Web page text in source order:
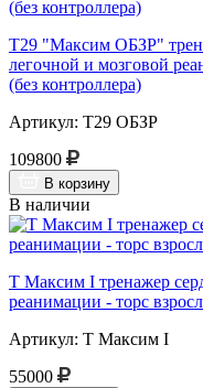
Т29 "Максим ОБЗР"
легочной и мозговой
(без контроллера)
Артикул: Т29 ОБЗР
109800
В корзину
В наличии
Т Максим I тренажер
реанимации - торс
Артикул: Т Максим I
55000